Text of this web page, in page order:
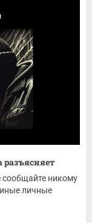
разъясняет
сообщайте никому
личные